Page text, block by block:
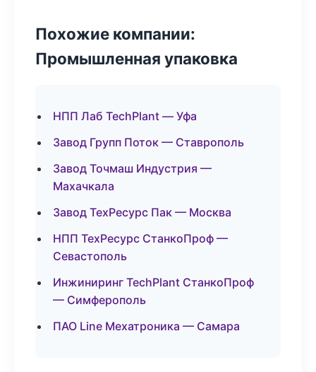
Похожие компании:
Промышленная упаковка
НПП Лаб TechPlant — Уфа
Завод Групп Поток — Ставрополь
Завод Точмаш Индустрия —
Махачкала
Завод ТехРесурс Пак — Москва
НПП ТехРесурс СтанкоПроф —
Севастополь
Инжиниринг TechPlant СтанкоПроф
— Симферополь
ПАО Line Мехатроника — Самара